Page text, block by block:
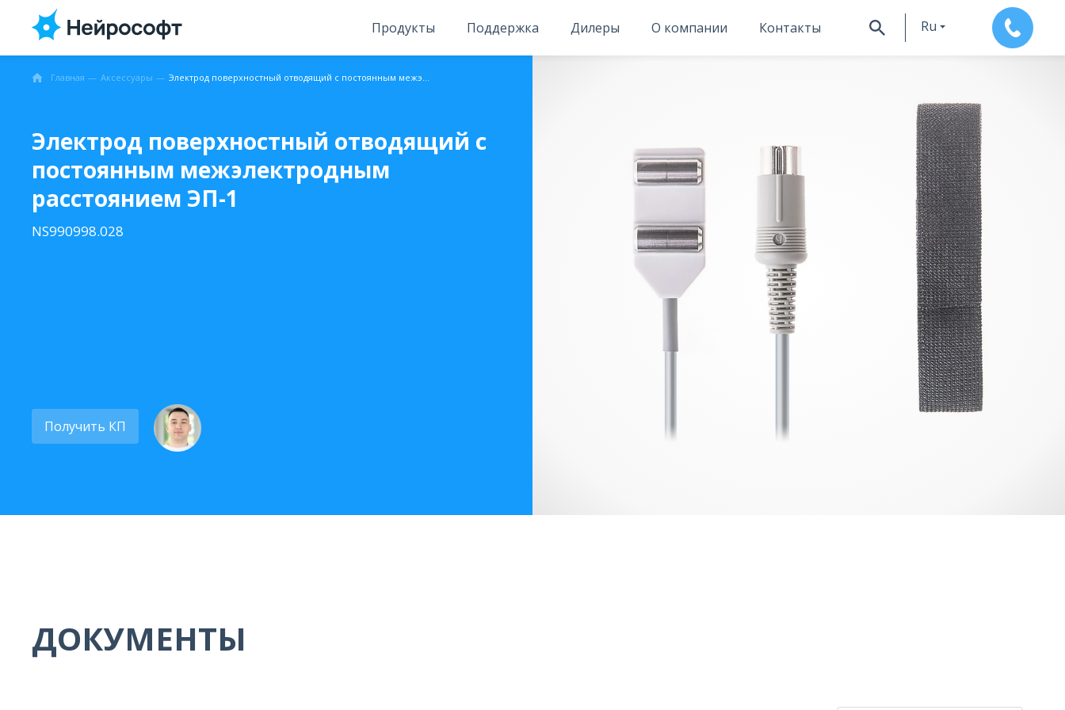
Продукты Поддержка Дилеры О компании Контакты Ru
Главная Аксессуары Электрод поверхностный отводящий с постоянным межэлектродным расстоянием ЭП-1
Электрод поверхностный отводящий с
постоянным межэлектродным
расстоянием ЭП-1
NS990998.028
Получить КП
ДОКУМЕНТЫ